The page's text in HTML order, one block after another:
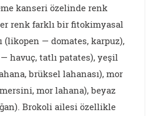
kanseri özelinde renk
renk farklı bir fitokimyasal
(likopen — domates, karpuz),
havuç, tatlı patates), yeşil
brüksel lahanası), mor
mor lahana), beyaz
Brokoli ailesi özellikle